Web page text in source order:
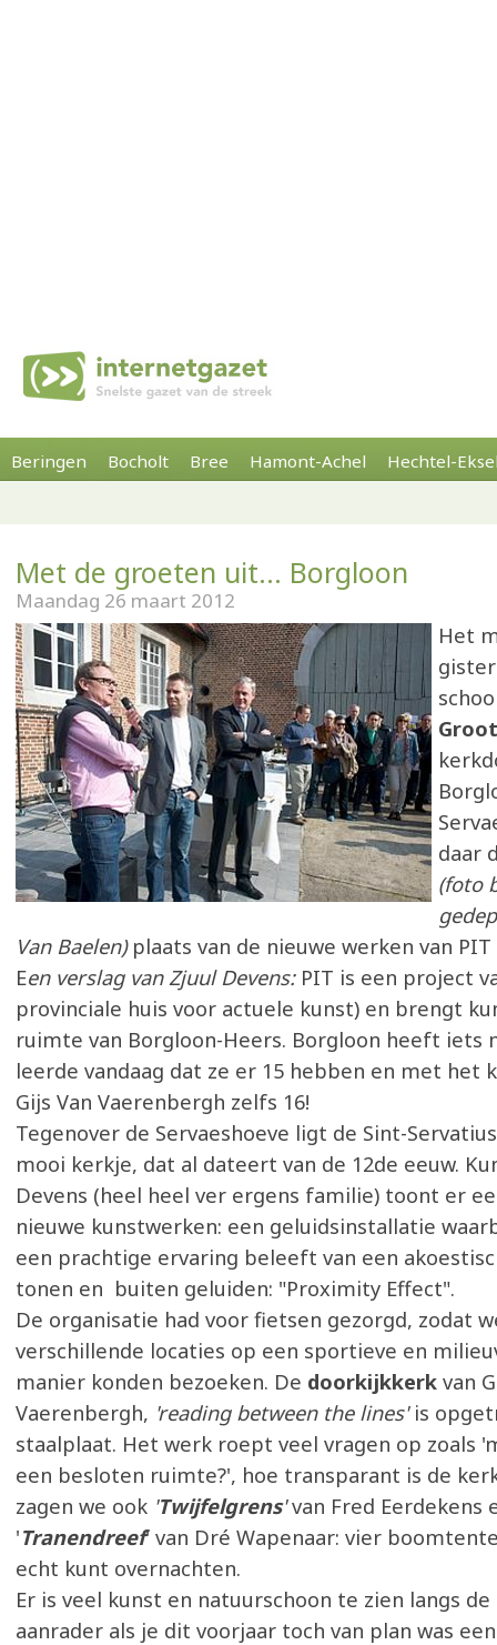
Beringen Bocholt Bree Hamont-Achel Hechtel-
Met de groeten uit... Borgloon
Maandag 26 maart 2012
Het
daar
(foto
Van Baelen)plaats van de nieuwe werken van
Een verslag van Zjuul Devens: PIT is een project
provinciale huis voor actuele kunst) en brengt
ruimte van Borgloon-Heers. Borgloon heeft iets
leerde vandaag dat ze er 15 hebben en met het
Gijs Van Vaerenbergh zelfs 16!
Tegenover de Servaeshoeve ligt de Sint-
mooi kerkje, dat al dateert van de 12de eeuw.
Devens (heel heel ver ergens familie) toont er
nieuwe kunstwerken: een geluidsinstallatie
een prachtige ervaring beleeft van een
tonen en buiten geluiden: "Proximity Effect".
De organisatie had voor fietsen gezorgd, zodat
verschillende locaties op een sportieve en
manier konden bezoeken. De doorkijkkerk van
Vaerenbergh, 'reading between the lines'is
staalplaat. Het werk roept veel vragen op zoals
een besloten ruimte?', hoe transparant is de
zagen we ook 'Twijfelgrens'van Fred Eerdekens
'Tranendreef' van Dré Wapenaar: vier
echt kunt overnachten.
Er is veel kunst en natuurschoon te zien langs
aanrader als je dit voorjaar toch van plan was